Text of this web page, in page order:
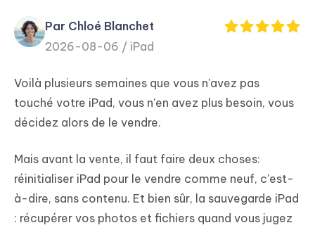
for iOS
PDNob
Editor
iAnyGo
Par Chloé Blanchet
2026-08-06 / iPad
Voilà plusieurs semaines que vous n'avez pas
touché votre iPad, vous n'en avez plus besoin, vous
décidez alors de le vendre.
Mais avant la vente, il faut faire deux choses:
réinitialiser iPad pour le vendre comme neuf, c'est-
à-dire, sans contenu. Et bien sûr, la sauvegarde iPad
: récupérer vos photos et fichiers quand vous jugez